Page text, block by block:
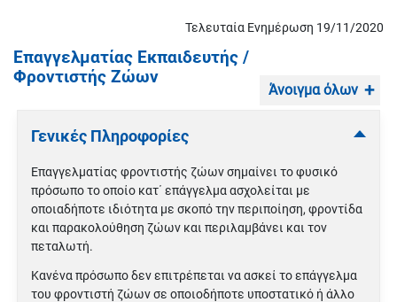
Τελευταία Ενημέρωση 19/11/2020
Επαγγελματίας Εκπαιδευτής /
Φροντιστής Ζώων
Άνοιγμα όλων
Γενικές Πληροφορίες
Επαγγελματίας φροντιστής ζώων σημαίνει το φυσικό
πρόσωπο το οποίο κατ΄ επάγγελμα ασχολείται με
οποιαδήποτε ιδιότητα με σκοπό την περιποίηση, φροντίδα
και παρακολούθηση ζώων και περιλαμβάνει και τον
πεταλωτή.
Κανένα πρόσωπο δεν επιτρέπεται να ασκεί το επάγγελμα
του φροντιστή ζώων σε οποιοδήποτε υποστατικό ή άλλο